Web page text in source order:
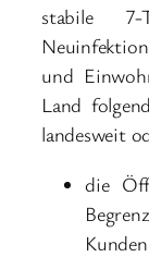
stabile 7-
und
Land
landesweit
die